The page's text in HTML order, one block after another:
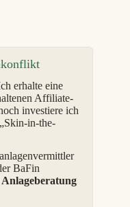
erhalte eine
Affiliate-
investiere ich
in-the-
BaFin
Anlageberatung